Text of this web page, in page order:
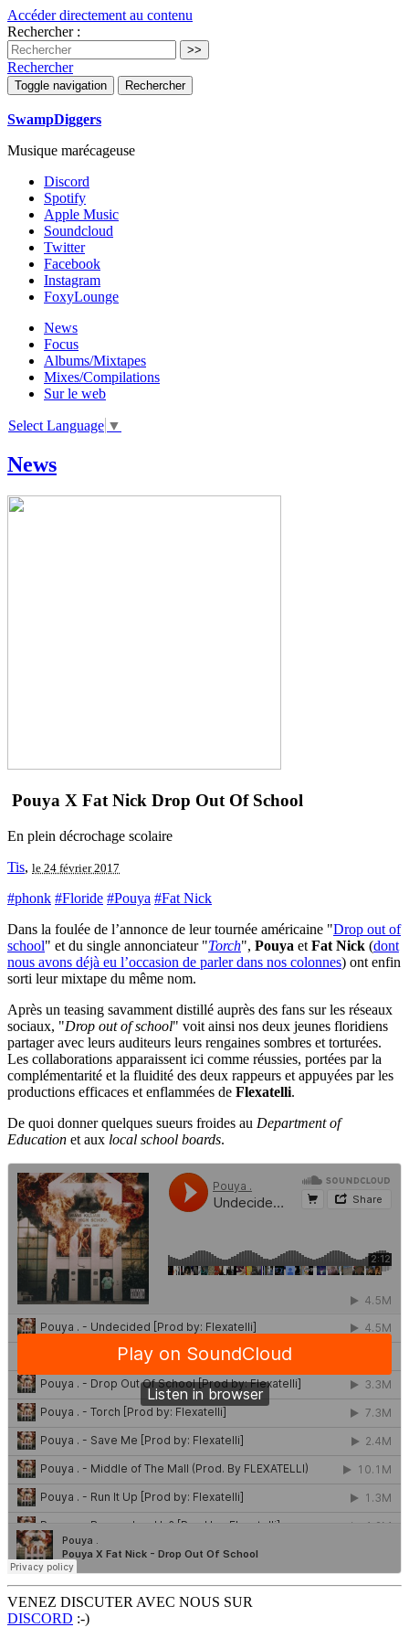
Accéder directement au contenu
Rechercher :
Rechercher
Toggle navigation Rechercher
SwampDiggers
Musique marécageuse
Discord
Spotify
Apple Music
Soundcloud
Twitter
Facebook
Instagram
FoxyLounge
News
Focus
Albums/Mixtapes
Mixes/Compilations
Sur le web
Select Language ▼
News
Pouya X Fat Nick Drop Out Of School
En plein décrochage scolaire
Tis, le 24 février 2017
#phonk #Floride #Pouya #Fat Nick
Dans la foulée de l’annonce de leur tournée américaine "Drop out of
school" et du single annonciateur "Torch", Pouya et Fat Nick (dont
nous avons déjà eu l’occasion de parler dans nos colonnes) ont enfin
sorti leur mixtape du même nom.
Après un teasing savamment distillé auprès des fans sur les réseaux
sociaux, "Drop out of school" voit ainsi nos deux jeunes floridiens
partager avec leurs auditeurs leurs rengaines sombres et torturées.
Les collaborations apparaissent ici comme réussies, portées par la
complémentarité et la fluidité des deux rappeurs et appuyées par les
productions efficaces et enflammées de Flexatelli.
De quoi donner quelques sueurs froides au Department of
Education et aux local school boards.
VENEZ DISCUTER AVEC NOUS SUR
DISCORD :-)